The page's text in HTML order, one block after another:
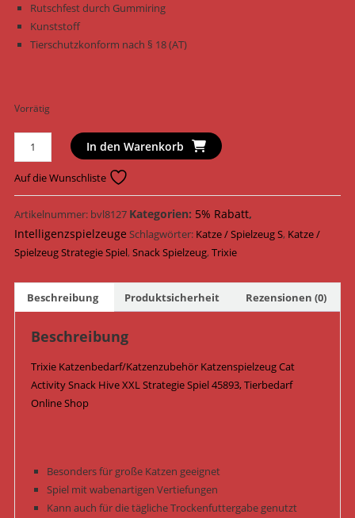
Rutschfest durch Gummiring
Kunststoff
Tierschutzkonform nach § 18 (AT)
Vorrätig
Trixie
Katzenspielzeug
Cat
Activity
Snack
Hive
XXL
Spiel
Hellgrau
In den Warenkorb
Auf die Wunschliste
Artikelnummer: bvl8127 Kategorien: 5% Rabatt,
Intelligenzspielzeuge Schlagwörter: Katze / Spielzeug S, Katze /
Spielzeug Strategie Spiel,Snack Spielzeug,Trixie
Beschreibung Produktsicherheit Rezensionen (0)
Beschreibung
Trixie Katzenbedarf/Katzenzubehör Katzenspielzeug Cat
Activity Snack Hive XXL Strategie Spiel 45893, Tierbedarf
Online Shop
Besonders für große Katzen geeignet
Spiel mit wabenartigen Vertiefungen
Kann auch für die tägliche Trockenfuttergabe genutzt